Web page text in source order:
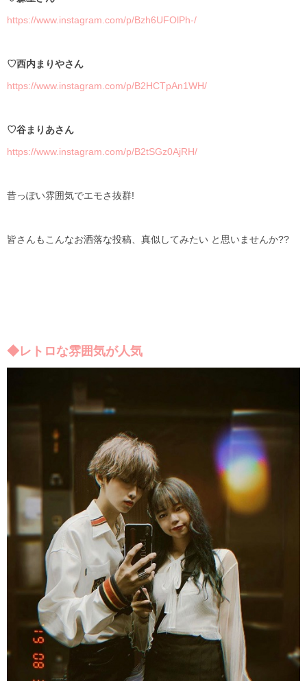
https://www.instagram.com/p/Bzh6UFOlPh-/
♡西内まりやさん
https://www.instagram.com/p/B2HCTpAn1WH/
♡谷まりあさん
https://www.instagram.com/p/B2tSGz0AjRH/
昔っぽい雰囲気でエモさ抜群!
皆さんもこんなお洒落な投稿、真似してみたい と思いませんか??
◆レトロな雰囲気が人気